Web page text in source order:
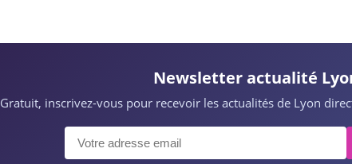
Newsletter actualité
Gratuit, inscrivez-vous pour recevoir les actualités de Lyon